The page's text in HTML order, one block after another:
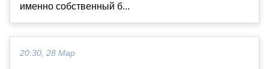
именно собственный б...
20:30, 28 Мар